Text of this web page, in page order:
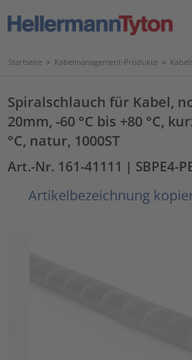
Startseite > Kabelmanagement-Produkte >
Spiralschlauch für Kabel,
20mm, -60 °C bis +80 °C,
°C, natur, 1000ST
Art.-Nr. 161-41111 | SBPE4-
Artikelbezeichnung